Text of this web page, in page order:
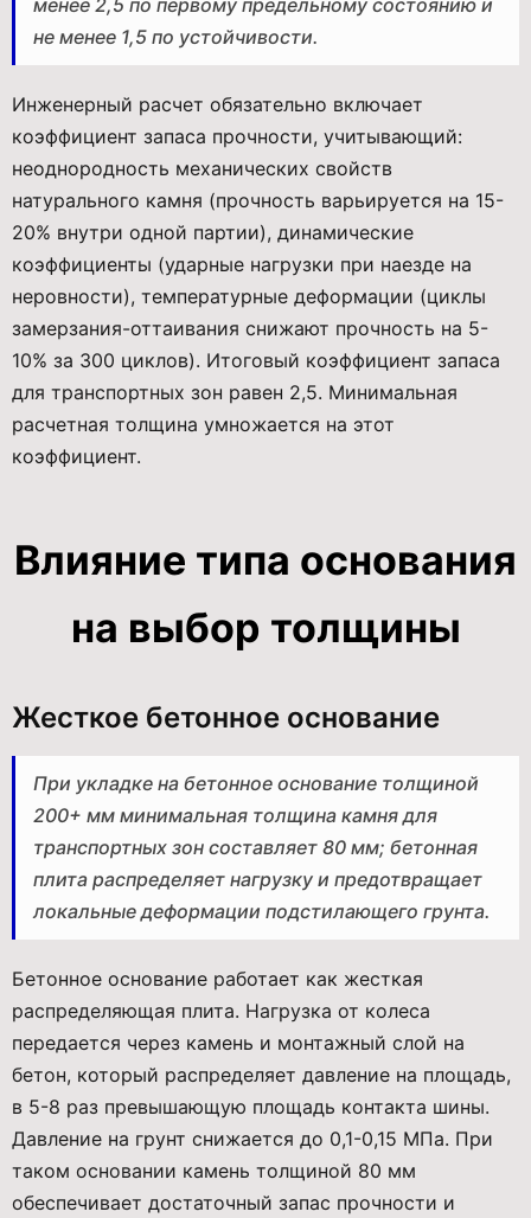
менее 2,5 по первому предельному состоянию и
не менее 1,5 по устойчивости.
Инженерный расчет обязательно включает
коэффициент запаса прочности, учитывающий:
неоднородность механических свойств
натурального камня (прочность варьируется на 15-
20% внутри одной партии), динамические
коэффициенты (ударные нагрузки при наезде на
неровности), температурные деформации (циклы
замерзания-оттаивания снижают прочность на 5-
10% за 300 циклов). Итоговый коэффициент запаса
для транспортных зон равен 2,5. Минимальная
расчетная толщина умножается на этот
коэффициент.
Влияние типа основания
на выбор толщины
Жесткое бетонное основание
При укладке на бетонное основание толщиной
200+ мм минимальная толщина камня для
транспортных зон составляет 80 мм; бетонная
плита распределяет нагрузку и предотвращает
локальные деформации подстилающего грунта.
Бетонное основание работает как жесткая
распределяющая плита. Нагрузка от колеса
передается через камень и монтажный слой на
бетон, который распределяет давление на площадь,
в 5-8 раз превышающую площадь контакта шины.
Давление на грунт снижается до 0,1-0,15 МПа. При
таком основании камень толщиной 80 мм
обеспечивает достаточный запас прочности и